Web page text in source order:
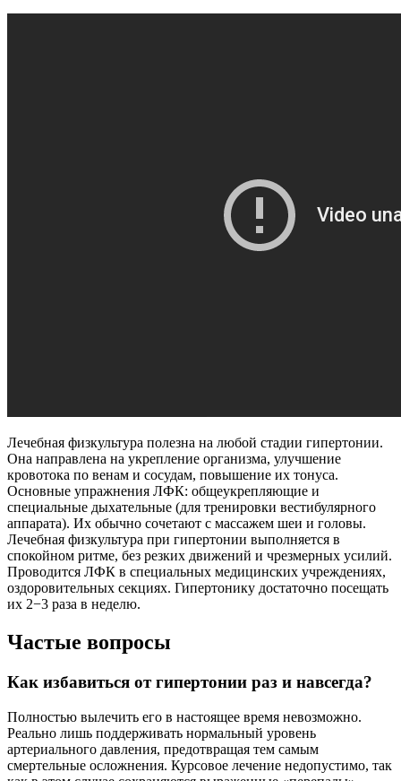
Лечебная физкультура полезна на любой стадии гипертонии.
Она направлена на укрепление организма, улучшение
кровотока по венам и сосудам, повышение их тонуса.
Основные упражнения ЛФК: общеукрепляющие и
специальные дыхательные (для тренировки вестибулярного
аппарата). Их обычно сочетают с массажем шеи и головы.
Лечебная физкультура при гипертонии выполняется в
спокойном ритме, без резких движений и чрезмерных усилий.
Проводится ЛФК в специальных медицинских учреждениях,
оздоровительных секциях. Гипертонику достаточно посещать
их 2−3 раза в неделю.
Частые вопросы
Как избавиться от гипертонии раз и навсегда?
Полностью вылечить его в настоящее время невозможно.
Реально лишь поддерживать нормальный уровень
артериального давления, предотвращая тем самым
смертельные осложнения. Курсовое лечение недопустимо, так